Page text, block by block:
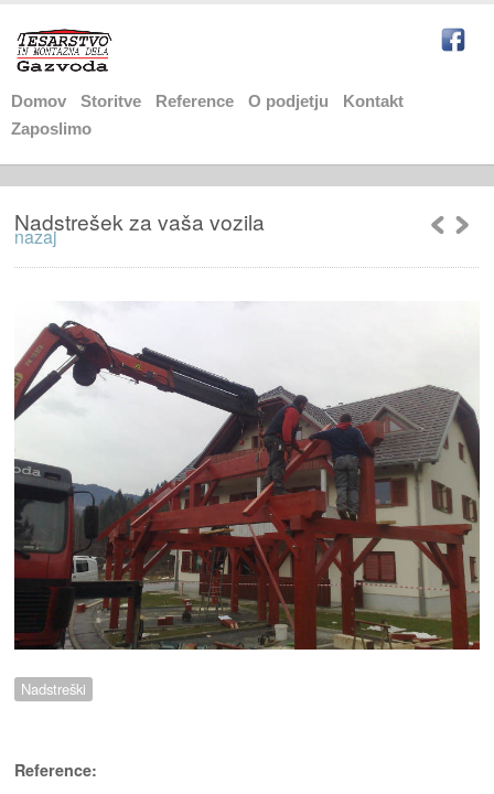
Domov Storitve Reference O podjetju
Kontakt
Zaposlimo
Nadstrešek za vaša vozila
nazaj
Nadstreški
Reference: